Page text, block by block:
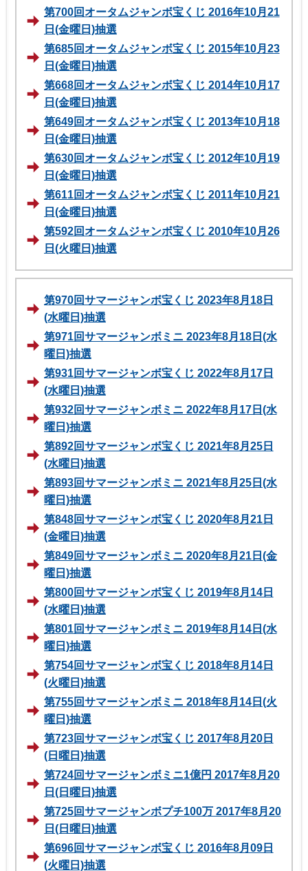
第700回オータムジャンボ宝くじ 2016年10月21
日(金曜日)抽選
第685回オータムジャンボ宝くじ 2015年10月23
日(金曜日)抽選
第668回オータムジャンボ宝くじ 2014年10月17
日(金曜日)抽選
第649回オータムジャンボ宝くじ 2013年10月18
日(金曜日)抽選
第630回オータムジャンボ宝くじ 2012年10月19
日(金曜日)抽選
第611回オータムジャンボ宝くじ 2011年10月21
日(金曜日)抽選
第592回オータムジャンボ宝くじ 2010年10月26
日(火曜日)抽選
第970回サマージャンボ宝くじ 2023年8月18日
(水曜日)抽選
第971回サマージャンボミニ 2023年8月18日(水
曜日)抽選
第931回サマージャンボ宝くじ 2022年8月17日
(水曜日)抽選
第932回サマージャンボミニ 2022年8月17日(水
曜日)抽選
第892回サマージャンボ宝くじ 2021年8月25日
(水曜日)抽選
第893回サマージャンボミニ 2021年8月25日(水
曜日)抽選
第848回サマージャンボ宝くじ 2020年8月21日
(金曜日)抽選
第849回サマージャンボミニ 2020年8月21日(金
曜日)抽選
第800回サマージャンボ宝くじ 2019年8月14日
(水曜日)抽選
第801回サマージャンボミニ 2019年8月14日(水
曜日)抽選
第754回サマージャンボ宝くじ 2018年8月14日
(火曜日)抽選
第755回サマージャンボミニ 2018年8月14日(火
曜日)抽選
第723回サマージャンボ宝くじ 2017年8月20日
(日曜日)抽選
第724回サマージャンボミニ1億円 2017年8月20
日(日曜日)抽選
第725回サマージャンボプチ100万 2017年8月20
日(日曜日)抽選
第696回サマージャンボ宝くじ 2016年8月09日
(火曜日)抽選